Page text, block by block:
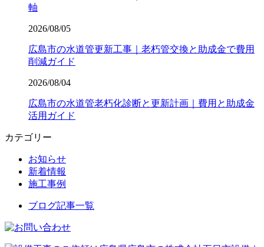
軸
2026/08/05
広島市の水道管更新工事｜老朽管交換と助成金で費用
削減ガイド
2026/08/04
広島市の水道管老朽化診断と更新計画｜費用と助成金
活用ガイド
カテゴリー
お知らせ
新着情報
施工事例
ブログ記事一覧